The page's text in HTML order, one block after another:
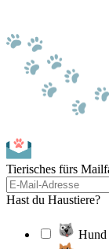
Tierisches fürs
Hast du Haustiere?
Hund